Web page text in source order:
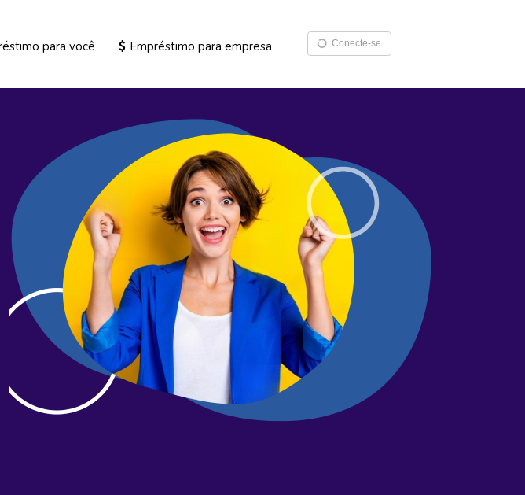
para você Empréstimo para empresa Conecte-se